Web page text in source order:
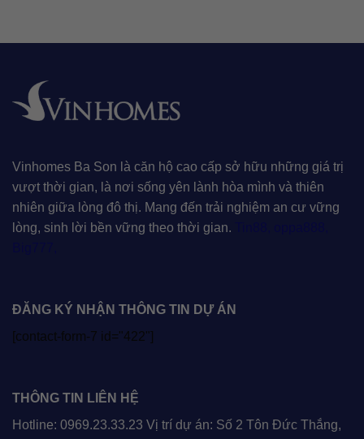
Vinhomes Ba Son là căn hộ cao cấp sở hữu những giá trị
vượt thời gian, là nơi sống yên lành hòa mình và thiên
nhiên giữa lòng đô thị. Mang đến trải nghiệm an cư vững
lòng, sinh lời bền vững theo thời gian.
ĐĂNG KÝ NHẬN THÔNG TIN DỰ ÁN
[contact-form-7 id="422"]
THÔNG TIN LIÊN HỆ
Hotline: 0969.23.33.23 Vị trí dự án: Số 2 Tôn Đức Thắng,